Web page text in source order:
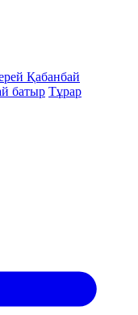
Қабанбай
батыр Тұрар